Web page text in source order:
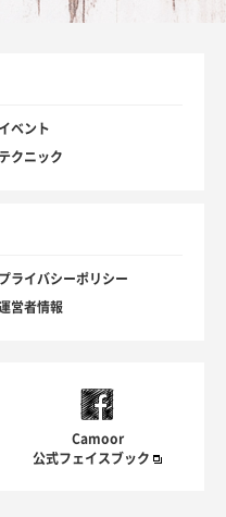
イベント
テクニック
プライバシーポリシー
営者情報
Camoor
公式フェイスブック